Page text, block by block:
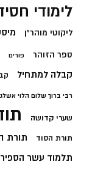
לימודי
ליקוטי מוהר"ן
ספר הזוהר פורים
קבלה למתחיל
רבי ברוך שלום הלוי אשלג
שערי קדושה
תורת הסוד תורת
תלמוד עשר